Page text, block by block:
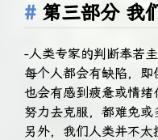
第三部分 我
-人类专家的判断奉若
每个人都会有缺陷，即
也会有感到疲惫或情绪
努力去克服，都难免或
另外，我们人类并不